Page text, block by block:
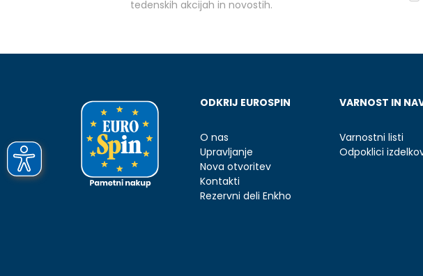
tedenskih akcijah in novostih.
ODKRIJ EUROSPIN
O nas
Upravljanje
Nova otvoritev
Kontakti
Rezervni deli Enkho
VARNOST IN
Varnostni listi
Odpoklici